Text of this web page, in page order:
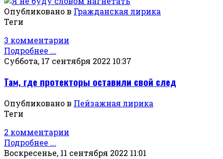
Опубликовано в Гражданская лирика
Теги
3 комментарии
Подробнее ...
Суббота, 17 сентября 2022 10:37
Там, где протекторы оставили свой след
Опубликовано в Пейзажная лирика
Теги
2 комментарии
Подробнее ...
Воскресенье, 11 сентября 2022 11:01